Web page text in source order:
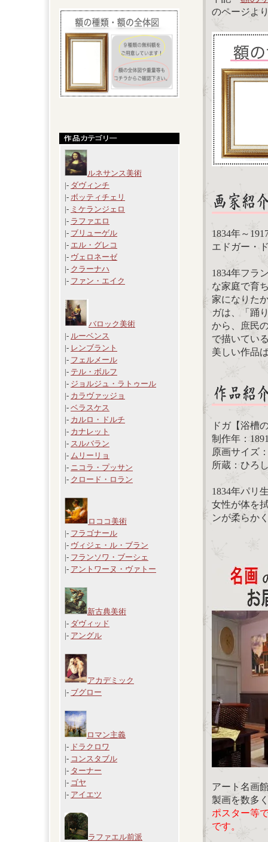
ルネサンス美術
|- ダヴィンチ
|- ボッティチェリ
|- ミケランジェロ
|- ラファエロ
|- ブリューゲル
|- エル・グレコ
|- ヴェロネーゼ
|- クラーナハ
|- ファン・エイク
バロック美術
|- ルーベンス
|- レンブラント
|- フェルメール
|- テル・ボルフ
|- ジョルジュ・ラトゥール
|- カラヴァッジョ
|- ベラスケス
|- カルロ・ドルチ
|- カナレット
|- スルバラン
|- ムリーリョ
|- ニコラ・プッサン
|- クロード・ロラン
ロココ美術
|- フラゴナール
|- ヴィジェ・ル・ブラン
|- フランソワ・ブーシェ
|- アントワーヌ・ヴァトー
新古典美術
|- ダヴィッド
|- アングル
アカデミック
|- ブグロー
ロマン主義
|- ドラクロワ
|- コンスタブル
|- ターナー
|- ゴヤ
|- アイエツ
ラファエル前派
のページよ
1834年～
エドガー・
1834年フラ
な家庭で育
家になりた
ガは、「踊
から、庶民
で描いてい
美しい作品
ドガ【浴槽
制作年：
原画サイズ
所蔵：ひろ
1834年パリ
女性が体を
ンが柔らか
アート名画
製画を数多
ポスター等
です。